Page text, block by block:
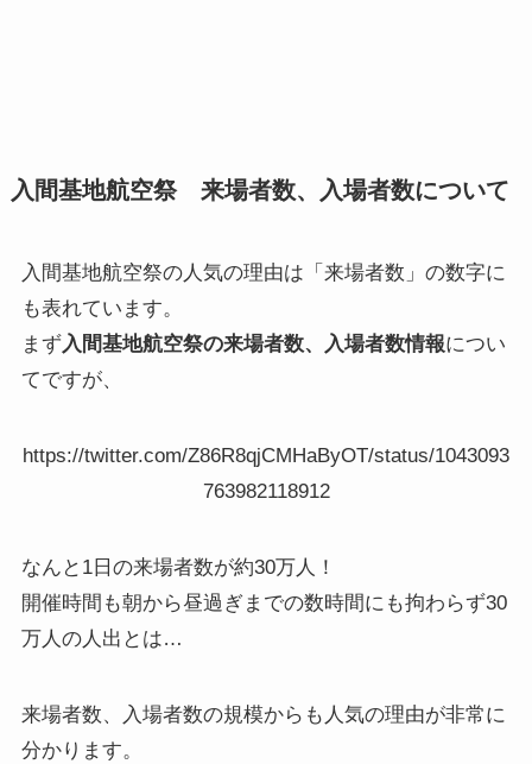
入間基地航空祭 来場者数、入場者数について
入間基地航空祭の人気の理由は「来場者数」の数字に
も表れています。
まず入間基地航空祭の来場者数、入場者数情報につい
てですが、
https://twitter.com/Z86R8qjCMHaByOT/status/1043093
763982118912
なんと1日の来場者数が約30万人！
開催時間も朝から昼過ぎまでの数時間にも拘わらず30
万人の人出とは…
来場者数、入場者数の規模からも人気の理由が非常に
分かります。